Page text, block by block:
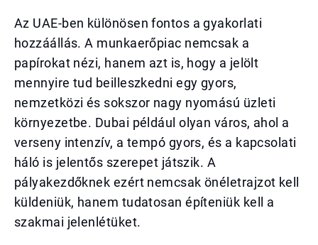
Az UAE-ben különösen fontos a gyakorlati
hozzáállás. A munkaerőpiac nemcsak a
papírokat nézi, hanem azt is, hogy a jelölt
mennyire tud beilleszkedni egy gyors,
nemzetközi és sokszor nagy nyomású üzleti
környezetbe. Dubai például olyan város, ahol a
verseny intenzív, a tempó gyors, és a kapcsolati
háló is jelentős szerepet játszik. A
pályakezdőknek ezért nemcsak önéletrajzot kell
küldeniük, hanem tudatosan építeniük kell a
szakmai jelenlétüket.